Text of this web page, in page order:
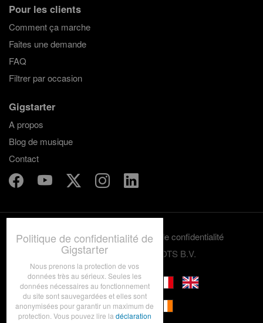
Pour les clients
Comment ça marche
Faites une demande
FAQ
Filtrer par occasion
Gigstarter
A propos
Blog de musique
Contact
Termes et conditions
Politique de confidentialité
© 2012-2026 GRASSROOTS B.V.
Politique de confidentialité de
Gigstarter
Nous prenons la protection de vos
données très au sérieux. Seules les
données nécessaires au fonctionnement
du site sont sauvegardées et elles sont
anonymisées pour garantir un maximum de
protection. Vous pouvez lire la déclaration